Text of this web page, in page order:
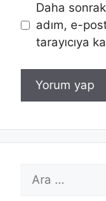
Daha
adım, e-
tarayıcıya
ara